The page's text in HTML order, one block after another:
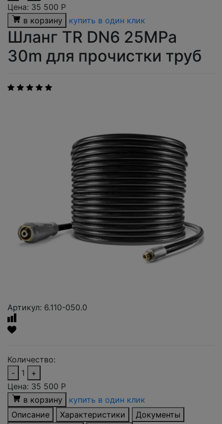
Цена: 35 500 Р
в корзину
купить в один клик
Шланг TR DN6 25MPa
30m для прочистки труб
Артикул: 6.110-050.0
Количество:
-
1
+
Цена: 35 500 Р
в корзину
купить в один клик
Описание
Характеристики
Документы